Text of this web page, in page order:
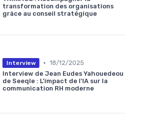
transformation des organisations
grâce au conseil stratégique
Interview • 18/12/2025
Interview de Jean Eudes Yahouedeou
de Seeqle : L'impact de l'IA sur la
communication RH moderne